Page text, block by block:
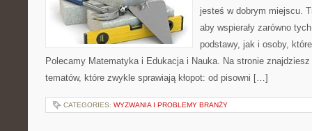
jesteś w dobrym miejscu.
aby wspierały zarówno
podstawy, jak i osoby,
Polecamy Matematyka i Edukacja i Nauka. Na stronie znajdziesz
tematów, które zwykle sprawiają kłopot: od pisowni […]
CATEGORIES: WYZWANIA I PROBLEMY BRANŻY